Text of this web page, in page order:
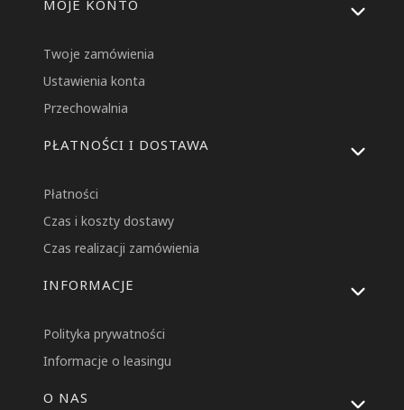
MOJE KONTO
Twoje zamówienia
Ustawienia konta
Przechowalnia
PŁATNOŚCI I DOSTAWA
Płatności
Czas i koszty dostawy
Czas realizacji zamówienia
INFORMACJE
Polityka prywatności
Informacje o leasingu
O NAS